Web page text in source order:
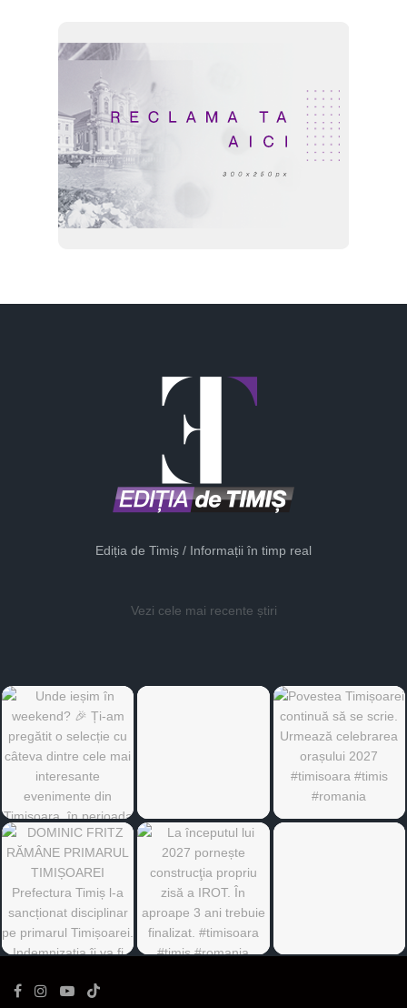
Ediția de Timiș / Informații în timp real
Vezi cele mai recente știri